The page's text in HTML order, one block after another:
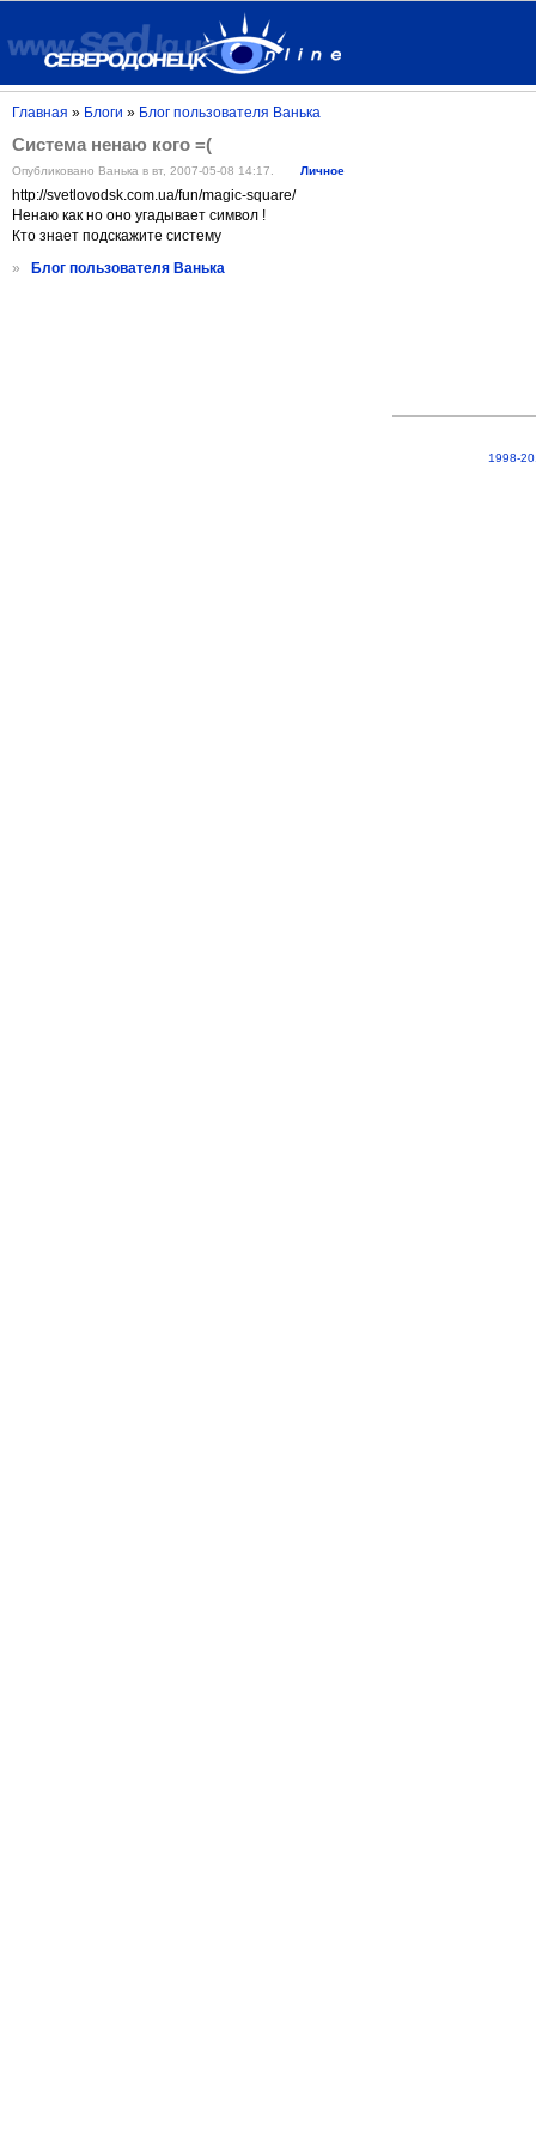
Главная » Блоги » Блог пользователя Ванька
Система ненаю кого =(
Опубликовано Ванька в вт, 2007-05-08 14:17. Личное
http://svetlovodsk.com.ua/fun/magic-square/
Ненаю как но оно угадывает символ !
Кто знает подскажите систему
»
Блог пользователя Ванька
1998-